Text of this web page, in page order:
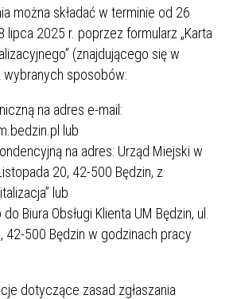
można składać w terminie od 26
2025 r. poprzez formularz „Karta
(znajdującego się w
wybranych sposobów:
na adres e-mail:
lub
na adres: Urząd Miejski w
20, 42-500 Będzin, z
lub
Biura Obsługi Klienta UM Będzin, ul.
42-500 Będzin w godzinach pracy
dotyczące zasad zgłaszania